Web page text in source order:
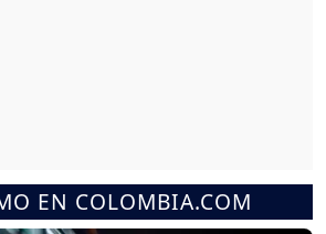
EN COLOMBIA.COM